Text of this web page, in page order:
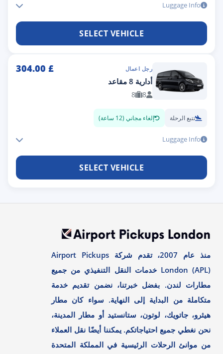
Luggage Info
SELECT VEHICLE
رجل اعمال £
304.00
أدارية 8 مقاعد
8
8
تتبع الرحلة إلغاء مجاني (12 ساعة)
Luggage Info
SELECT VEHICLE
منذ عام 2007، تقدم شركة Airport Pickups
London (APL) خدمات النقل التنفيذي من جميع
مطارات لندن. بفضل خبرتنا، نضمن تقديم خدمة
متكاملة من البداية إلى النهاية. سواء كان مطار
هيثرو، جاتويك، لوتون، ستانستيد أو مطار المدينة،
نحن نغطي جميع احتياجاتكم. يمكننا أيضًا نقل العملاء
من موانئ الرحلات الرئيسية في المملكة المتحدة